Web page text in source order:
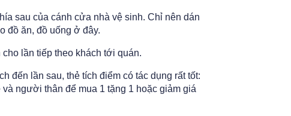
sau của cánh cửa nhà vệ sinh. Chỉ nên dán
đồ ăn, đồ uống ở đây.
lần tiếp theo khách tới quán.
đến lần sau, thẻ tích điểm có tác dụng rất tốt:
người thân để mua 1 tặng 1 hoặc giảm giá